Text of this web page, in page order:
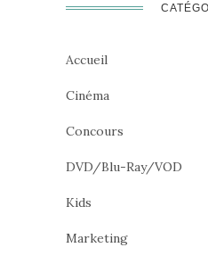
Accueil
Cinéma
Concours
DVD/Blu-Ray/VOD
Kids
Marketing